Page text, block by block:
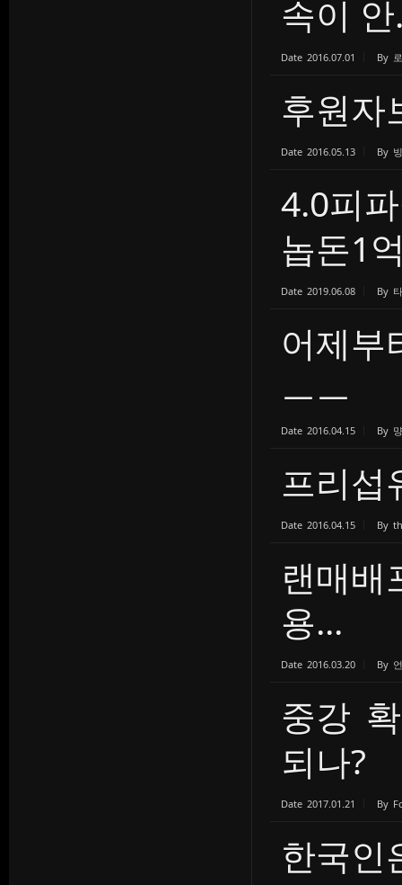
속이
Date 2016.07.01 By
후원자
Date 2016.05.13 By
4.0피
놉돈1
Date 2019.06.08 By
어제
ㅡㅡ
Date 2016.04.15 By 먕
프리섭
Date 2016.04.15 By
랜매
용...
Date 2016.03.20 By
중강
되나?
Date 2017.01.21 By
한국인